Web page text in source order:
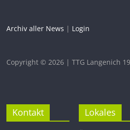
Archiv aller News | Login
Copyright © 2026 | TTG Langenich
Kontakt Lokales